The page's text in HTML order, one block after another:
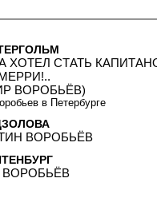
ХОТЕЛ СТАТЬ
ВОРОБЬЁВ)
в Петербурге
ВОРОБЬЁВ